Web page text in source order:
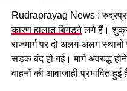
Rudraprayag News :
कारण हालात बिगड़नेलगे हैं।
राजमार्ग पर दो अलग-अलग
सड़क बंद हो गई। मार्ग अवरुद्ध
वाहनों की आवाजाही प्रभावित हुई